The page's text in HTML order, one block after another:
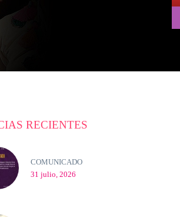
RECIENTES
COMUNICADO
31 julio, 2026